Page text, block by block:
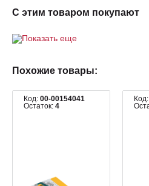
С этим товаром покупают
Показать еще
Похожие товары:
Код: 00-00154041
Остаток: 4
Код: